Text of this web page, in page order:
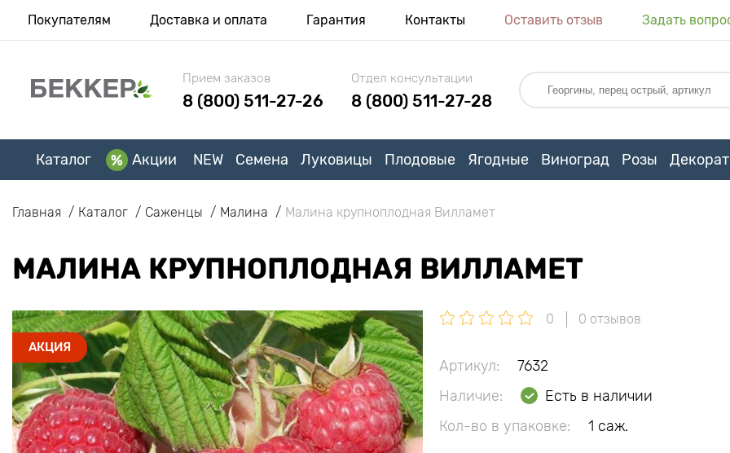
Покупателям Доставка и оплата Гарантия Контакты Оставить отзыв Задать
Прием заказов
8 (800) 511-27-26
Отдел консультации
8 (800) 511-27-28
Каталог Акции NEW Семена Луковицы Плодовые Ягодные Виноград Розы
Главная Каталог Саженцы Малина Малина крупноплодная Вилламет
МАЛИНА КРУПНОПЛОДНАЯ ВИЛЛАМЕТ
АКЦИЯ
0 0 отзывов
Артикул:
7632
Наличие:
Есть в наличии
Кол-во в упаковке:
1 саж.